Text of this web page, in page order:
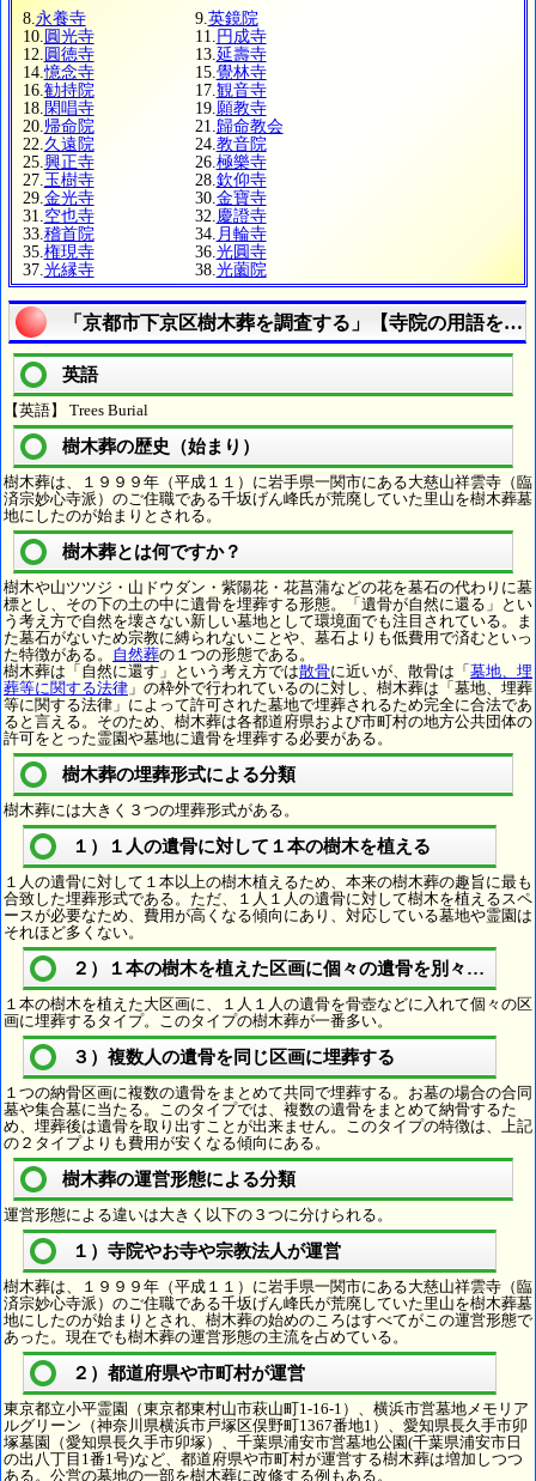
8. 永養寺 9. 英鏡院
10. 圓光寺 11. 円成寺
12. 圓徳寺 13. 延壽寺
14.憶念寺 15. 覺林寺
16. 勧持院 17. 観音寺
18. 閑唱寺 19. 願教寺
20. 帰命院 21. 歸命教会
22. 久遠院 24. 教音院
25. 興正寺 26. 極樂寺
27. 玉樹寺 28. 欽仰寺
29. 金光寺 30. 金寶寺
31. 空也寺 32. 慶證寺
33. 稽首院 34. 月輪寺
35. 権現寺 36. 光圓寺
37. 光縁寺 38. 光薗院
「京都市下京区樹木葬を調査する」【寺院の用語を調
英語
【英語】 Trees Burial
樹木葬の歴史（始まり）
樹木葬は、１９９９年（平成１１）に岩手県一関市にある大慈山祥雲寺（臨
済宗妙心寺派）のご住職である千坂げん峰氏が荒廃していた里山を樹木葬墓
地にしたのが始まりとされる。
樹木葬とは何ですか？
樹木や山ツツジ・山ドウダン・紫陽花・花菖蒲などの花を墓石の代わりに墓
標とし、その下の土の中に遺骨を埋葬する形態。「遺骨が自然に還る」とい
う考え方で自然を壊さない新しい墓地として環境面でも注目されている。ま
た墓石がないため宗教に縛られないことや、墓石よりも低費用で済むといっ
た特徴がある。 自然葬の１つの形態である。
樹木葬は「自然に還す」という考え方では散骨に近いが、散骨は「 墓地、埋
葬等に関する法律 」の枠外で行われているのに対し、樹木葬は「墓地、埋葬
等に関する法律」によって許可された墓地で埋葬されるため完全に合法であ
ると言える。そのため、樹木葬は各都道府県および市町村の地方公共団体の
許可をとった霊園や墓地に遺骨を埋葬する必要がある。
樹木葬の埋葬形式による分類
樹木葬には大きく３つの埋葬形式がある。
１）１人の遺骨に対して１本の樹木を植える
１人の遺骨に対して１本以上の樹木植えるため、本来の樹木葬の趣旨に最も
合致した埋葬形式である。ただ、１人１人の遺骨に対して樹木を植えるスペ
ースが必要なため、費用が高くなる傾向にあり、対応している墓地や霊園は
それほど多くない。
２）１本の樹木を植えた区画に個々の遺骨を別々に埋葬
１本の樹木を植えた大区画に、１人１人の遺骨を骨壺などに入れて個々の区
画に埋葬するタイプ。このタイプの樹木葬が一番多い。
３）複数人の遺骨を同じ区画に埋葬する
１つの納骨区画に複数の遺骨をまとめて共同で埋葬する。お墓の場合の合同
墓や集合墓に当たる。このタイプでは、複数の遺骨をまとめて納骨するた
め、埋葬後は遺骨を取り出すことが出来ません。このタイプの特徴は、上記
の２タイプよりも費用が安くなる傾向にある。
樹木葬の運営形態による分類
運営形態による違いは大きく以下の３つに分けられる。
１）寺院やお寺や宗教法人が運営
樹木葬は、１９９９年（平成１１）に岩手県一関市にある大慈山祥雲寺（臨
済宗妙心寺派）のご住職である千坂げん峰氏が荒廃していた里山を樹木葬墓
地にしたのが始まりとされ、樹木葬の始めのころはすべてがこの運営形態で
あった。現在でも樹木葬の運営形態の主流を占めている。
２）都道府県や市町村が運営
東京都立小平霊園（東京都東村山市萩山町1-16-1）、横浜市営墓地メモリア
ルグリーン（神奈川県横浜市戸塚区俣野町1367番地1）、愛知県長久手市卯
塚墓園（愛知県長久手市卯塚）、千葉県浦安市営墓地公園(千葉県浦安市日
の出八丁目1番1号)など、都道府県や市町村が運営する樹木葬は増加しつつ
ある。公営の墓地の一部を樹木葬に改修する例もある。